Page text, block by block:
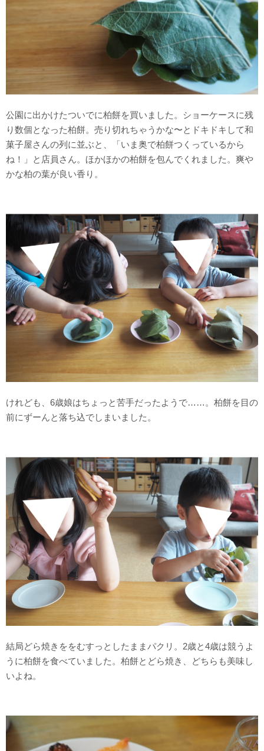
公園に出かけたついでに柏餅を買いました。ショーケースに残
り数個となった柏餅。売り切れちゃうかな〜とドキドキして和
菓子屋さんの列に並ぶと、「いま奥で柏餅つくっているから
ね！」と店員さん。ほかほかの柏餅を包んでくれました。爽や
かな柏の葉が良い香り。
けれども、6歳娘はちょっと苦手だったようで……。柏餅を目の
前にずーんと落ち込でしまいました。
結局どら焼きををむすっとしたままパクリ。2歳と4歳は競うよ
うに柏餅を食べていました。柏餅とどら焼き、どちらも美味し
いよね。